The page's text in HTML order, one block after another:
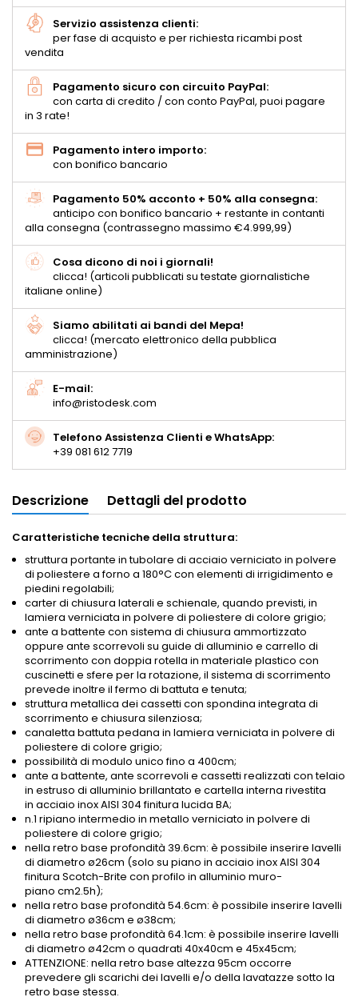
Servizio assistenza clienti:
per fase di acquisto e per richiesta ricambi post
vendita
Pagamento sicuro con circuito PayPal:
con carta di credito / con conto PayPal, puoi pagare
in 3 rate!
Pagamento intero importo:
con bonifico bancario
Pagamento 50% acconto + 50% alla consegna:
anticipo con bonifico bancario + restante in contanti
alla consegna (contrassegno massimo €4.999,99)
Cosa dicono di noi i giornali!
clicca! (articoli pubblicati su testate giornalistiche
italiane online)
Siamo abilitati ai bandi del Mepa!
clicca! (mercato elettronico della pubblica
amministrazione)
E-mail:
info@ristodesk.com
Telefono Assistenza Clienti e WhatsApp:
+39 081 612 7719
Descrizione Dettagli del prodotto
Caratteristiche tecniche della struttura:
struttura portante in tubolare di acciaio verniciato in polvere
di poliestere a forno a 180°C con elementi di irrigidimento e
piedini regolabili;
carter di chiusura laterali e schienale, quando previsti, in
lamiera verniciata in polvere di poliestere di colore grigio;
ante a battente con sistema di chiusura ammortizzato
oppure ante scorrevoli su guide di alluminio e carrello di
scorrimento con doppia rotella in materiale plastico con
cuscinetti e sfere per la rotazione, il sistema di scorrimento
prevede inoltre il fermo di battuta e tenuta;
struttura metallica dei cassetti con spondina integrata di
scorrimento e chiusura silenziosa;
canaletta battuta pedana in lamiera verniciata in polvere di
poliestere di colore grigio;
possibilità di modulo unico fino a 400cm;
ante a battente, ante scorrevoli e cassetti realizzati con telaio
in estruso di alluminio brillantato e cartella interna rivestita
in acciaio inox AISI 304 finitura lucida BA;
n.1 ripiano intermedio in metallo verniciato in polvere di
poliestere di colore grigio;
nella retro base profondità 39.6cm: è possibile inserire lavelli
di diametro ø26cm (solo su piano in acciaio inox AISI 304
finitura Scotch-Brite con profilo in alluminio muro-
piano cm2.5h);
nella retro base profondità 54.6cm: è possibile inserire lavelli
di diametro ø36cm e ø38cm;
nella retro base profondità 64.1cm: è possibile inserire lavelli
di diametro ø42cm o quadrati 40x40cm e 45x45cm;
ATTENZIONE: nella retro base altezza 95cm occorre
prevedere gli scarichi dei lavelli e/o della lavatazze sotto la
retro base stessa.